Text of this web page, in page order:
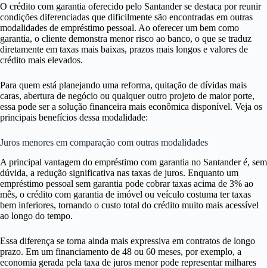
O crédito com garantia oferecido pelo Santander se destaca por reunir
condições diferenciadas que dificilmente são encontradas em outras
modalidades de empréstimo pessoal. Ao oferecer um bem como
garantia, o cliente demonstra menor risco ao banco, o que se traduz
diretamente em taxas mais baixas, prazos mais longos e valores de
crédito mais elevados.
Para quem está planejando uma reforma, quitação de dívidas mais
caras, abertura de negócio ou qualquer outro projeto de maior porte,
essa pode ser a solução financeira mais econômica disponível. Veja os
principais benefícios dessa modalidade:
Juros menores em comparação com outras modalidades
A principal vantagem do empréstimo com garantia no Santander é, sem
dúvida, a redução significativa nas taxas de juros. Enquanto um
empréstimo pessoal sem garantia pode cobrar taxas acima de 3% ao
mês, o crédito com garantia de imóvel ou veículo costuma ter taxas
bem inferiores, tornando o custo total do crédito muito mais acessível
ao longo do tempo.
Essa diferença se torna ainda mais expressiva em contratos de longo
prazo. Em um financiamento de 48 ou 60 meses, por exemplo, a
economia gerada pela taxa de juros menor pode representar milhares